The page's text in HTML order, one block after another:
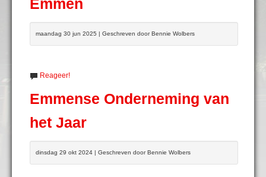
Emmen
maandag 30 jun 2025 | Geschreven door Bennie Wolbers
Reageer!
Emmense Onderneming van
het Jaar
dinsdag 29 okt 2024 | Geschreven door Bennie Wolbers